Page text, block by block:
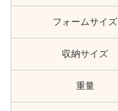
フォームサイズ
収納サイズ
重量